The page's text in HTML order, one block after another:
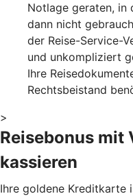
Notlage geraten, in
dann nicht
der Reise-Service-
und unkompliziert
Ihre
Rechtsbeistand
>
Reisebonus mit
kassieren
Ihre goldene Kreditkarte